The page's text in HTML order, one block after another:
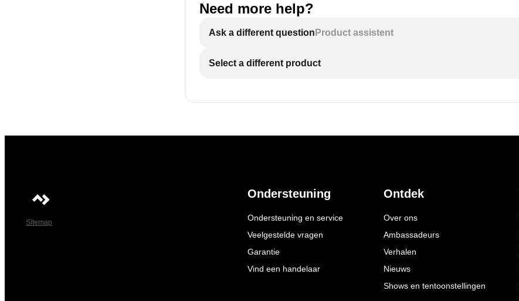
Need more help?
Ask a different question Product assistent
Select a different product
Sitemap
Ondersteuning
Ondersteuning en service
Veelgestelde vragen
Garantie
Vind een handelaar
Ontdek
Over ons
Ambassadeurs
Verhalen
Nieuws
Shows en tentoonstellingen